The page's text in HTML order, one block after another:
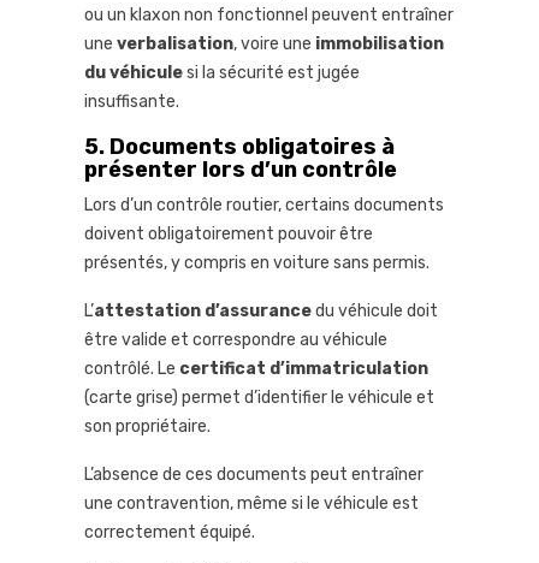
ou un klaxon non fonctionnel peuvent entraîner
une verbalisation, voire une immobilisation
du véhiculesi la sécurité est jugée
insuffisante.
5. Documents obligatoires à
présenter lors d’un contrôle
Lors d’un contrôle routier, certains documents
doivent obligatoirement pouvoir être
présentés, y compris en voiture sans permis.
L’attestation d’assurancedu véhicule doit
être valide et correspondre au véhicule
contrôlé. Le certificat d’immatriculation
(carte grise) permet d’identifier le véhicule et
son propriétaire.
L’absence de ces documents peut entraîner
une contravention, même si le véhicule est
correctement équipé.